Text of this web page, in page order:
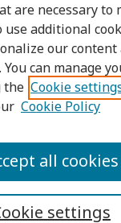
are necessary to
use additional
our content
can manage
the Cookie
Cookie Policy
settings
all cookies